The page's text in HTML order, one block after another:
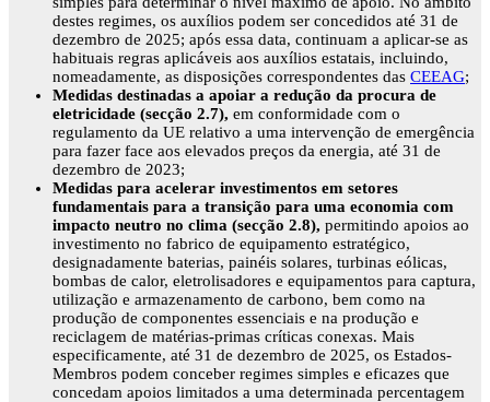
destes regimes, os auxílios podem ser concedidos até 31 de
dezembro de 2025; após essa data, continuam a aplicar-se as
habituais regras aplicáveis aos auxílios estatais, incluindo,
nomeadamente, as disposições correspondentes das CEEAG;
Medidas destinadas a apoiar a redução da procura de
eletricidade (secção 2.7), em conformidade com o
regulamento da UE relativo a uma intervenção de emergência
para fazer face aos elevados preços da energia, até 31 de
dezembro de 2023;
Medidas para acelerar investimentos em setores
fundamentais para a transição para uma economia com
impacto neutro no clima (secção 2.8), permitindo apoios ao
investimento no fabrico de equipamento estratégico,
designadamente baterias, painéis solares, turbinas eólicas,
bombas de calor, eletrolisadores e equipamentos para captura,
utilização e armazenamento de carbono, bem como na
produção de componentes essenciais e na produção e
reciclagem de matérias-primas críticas conexas. Mais
especificamente, até 31 de dezembro de 2025, os Estados-
Membros podem conceber regimes simples e eficazes que
concedam apoios limitados a uma determinada percentagem